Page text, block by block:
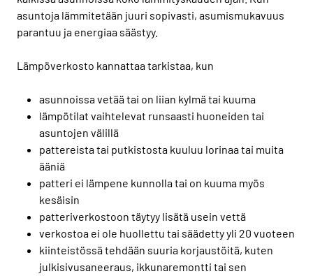
asuntoja lämmitetään juuri sopivasti, asumismukavuus
parantuu ja energiaa säästyy.
Lämpöverkosto kannattaa tarkistaa, kun
asunnoissa vetää tai on liian kylmä tai kuuma
lämpötilat vaihtelevat runsaasti huoneiden tai
asuntojen välillä
pattereista tai putkistosta kuuluu lorinaa tai muita
ääniä
patteri ei lämpene kunnolla tai on kuuma myös
kesäisin
patteriverkostoon täytyy lisätä usein vettä
verkostoa ei ole huollettu tai säädetty yli 20 vuoteen
kiinteistössä tehdään suuria korjaustöitä, kuten
julkisivusaneeraus, ikkunaremontti tai sen